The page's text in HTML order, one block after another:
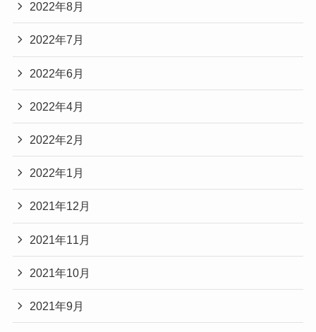
2022年8月
2022年7月
2022年6月
2022年4月
2022年2月
2022年1月
2021年12月
2021年11月
2021年10月
2021年9月